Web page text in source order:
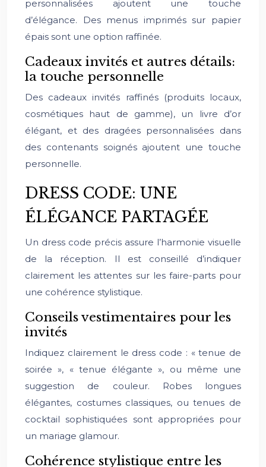
personnalisées ajoutent une touche
d’élégance. Des menus imprimés sur papier
épais sont une option raffinée.
Cadeaux invités et autres détails:
la touche personnelle
Des cadeaux invités raffinés (produits locaux,
cosmétiques haut de gamme), un livre d’or
élégant, et des dragées personnalisées dans
des contenants soignés ajoutent une touche
personnelle.
DRESS CODE: UNE
ÉLÉGANCE PARTAGÉE
Un dress code précis assure l’harmonie visuelle
de la réception. Il est conseillé d’indiquer
clairement les attentes sur les faire-parts pour
une cohérence stylistique.
Conseils vestimentaires pour les
invités
Indiquez clairement le dress code : « tenue de
soirée », « tenue élégante », ou même une
suggestion de couleur. Robes longues
élégantes, costumes classiques, ou tenues de
cocktail sophistiquées sont appropriées pour
un mariage glamour.
Cohérence stylistique entre les